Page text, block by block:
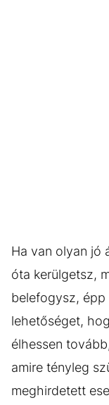
Ha van olyan jó
óta kerülgetsz,
belefogysz,
lehetőséget,
élhessen
amire tényleg
meghirdetett